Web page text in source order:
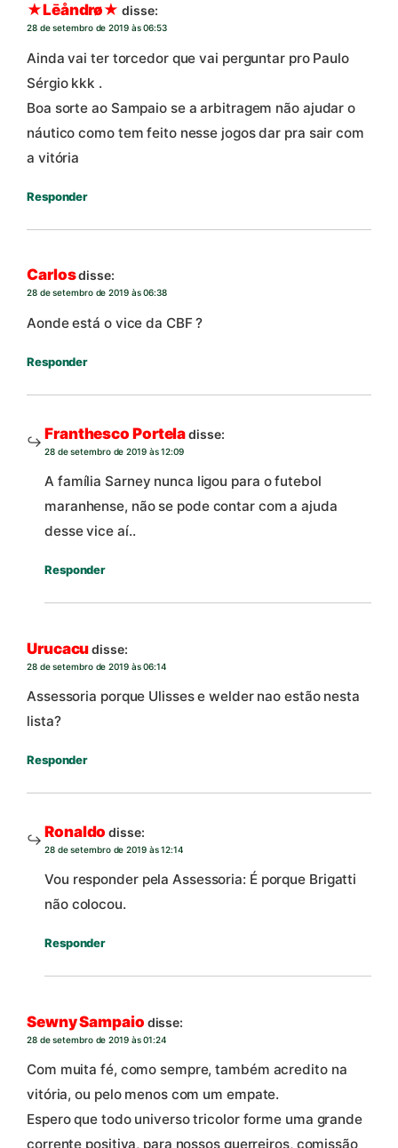
★Lēåndrø★ disse:
28 de setembro de 2019 às 06:53
Ainda vai ter torcedor que vai perguntar pro Paulo
Sérgio kkk .
Boa sorte ao Sampaio se a arbitragem não ajudar o
náutico como tem feito nesse jogos dar pra sair com
a vitória
Responder
Carlosdisse:
28 de setembro de 2019 às 06:38
Aonde está o vice da CBF ?
Responder
Franthesco Porteladisse:
28 de setembro de 2019 às 12:09
A família Sarney nunca ligou para o futebol
maranhense, não se pode contar com a ajuda
desse vice aí..
Responder
Urucacudisse:
28 de setembro de 2019 às 06:14
Assessoria porque Ulisses e welder nao estão nesta
lista?
Responder
Ronaldo disse:
28 de setembro de 2019 às 12:14
Vou responder pela Assessoria: É porque Brigatti
não colocou.
Responder
Sewny Sampaio disse:
28 de setembro de 2019 às 01:24
Com muita fé, como sempre, também acredito na
vitória, ou pelo menos com um empate.
Espero que todo universo tricolor forme uma grande
corrente positiva, para nossos guerreiros, comissão